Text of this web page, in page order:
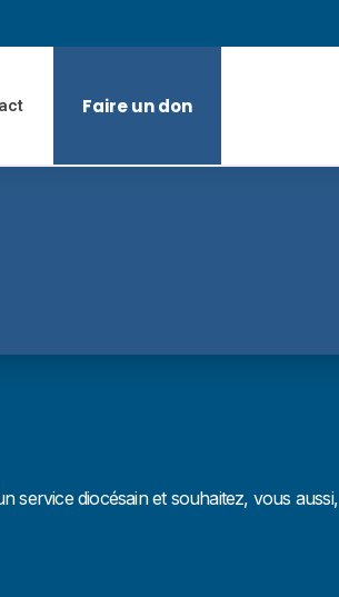
Faire un don
service diocésain et souhaitez, vous aussi,